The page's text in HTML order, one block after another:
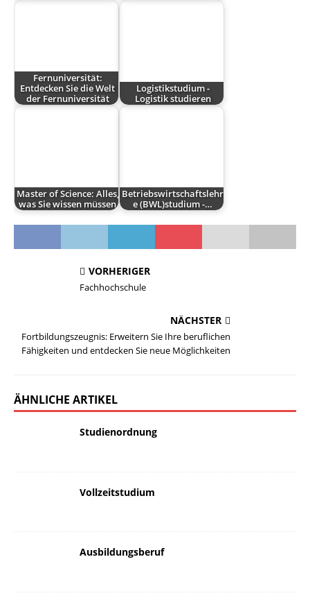
Fernuniversität:
Entdecken Sie die Welt
der Fernuniversität
Logistikstudium -
Logistik studieren
Master of Science: Alles,
was Sie wissen müssen
Betriebswirtschaftslehr
e (BWL)studium -…
VORHERIGER
Fachhochschule
NÄCHSTER
Fortbildungszeugnis: Erweitern Sie Ihre beruflichen
Fähigkeiten und entdecken Sie neue Möglichkeiten
ÄHNLICHE ARTIKEL
Studienordnung
Vollzeitstudium
Ausbildungsberuf